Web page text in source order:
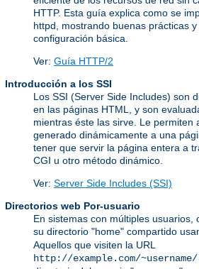
HTTP. Esta guía explica como se
httpd, mostrando buenas prácticas
configuración básica.
Ver: Guía HTTP/2
Introducción a los SSI
Los SSI (Server Side Includes) son
en las páginas HTML, y son
mientras éste las sirve. Le permiten
generado dinámicamente a una
tener que servir la página entera a
CGI u otro método dinámico.
Ver: Server Side Includes (SSI)
Directorios web Por-usuario
En sistemas con múltiples usuarios,
su directorio "home" compartido
Aquellos que visiten la URL
http://example.com/~username/